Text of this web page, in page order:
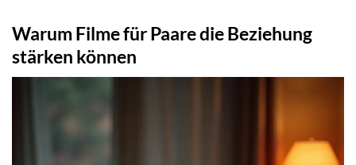
Warum Filme für Paare die Beziehung
stärken können